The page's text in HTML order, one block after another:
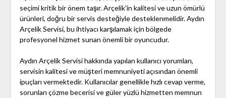
seçimi kritik bir önem taşır. Arçelik'in kalitesi ve uzun ömürlü
ürünleri, doğru bir servis desteğiyle desteklenmelidir. Aydın
Arçelik Servisi, bu ihtiyacı karşılamak için bölgede
profesyonel hizmet sunan önemli bir oyuncudur.
Aydın Arçelik Servisi hakkında yapılan kullanıcı yorumları,
servisin kalitesi ve müşteri memnuniyeti açısından önemli
ipuçları vermektedir. Kullanıcılar genellikle hızlı cevap verme,
sorunları çözme becerisi ve güler yüzlü hizmetten memnun